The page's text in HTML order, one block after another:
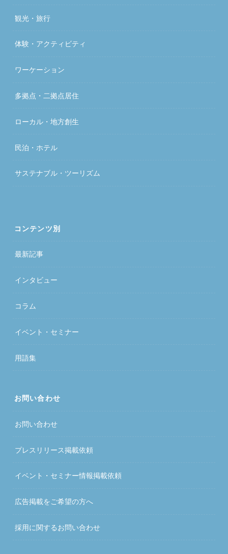
観光・旅行
体験・アクティビティ
ワーケーション
多拠点・二拠点居住
ローカル・地方創生
民泊・ホテル
サステナブル・ツーリズム
コンテンツ別
最新記事
インタビュー
コラム
イベント・セミナー
用語集
お問い合わせ
お問い合わせ
プレスリリース掲載依頼
イベント・セミナー情報掲載依頼
広告掲載をご希望の方へ
採用に関するお問い合わせ